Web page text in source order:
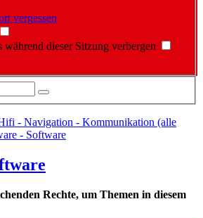
vergessen
dieser Sitzung verbergen
- Navigation - Kommunikation (alle
- Software
Rechte, um Themen in diesem